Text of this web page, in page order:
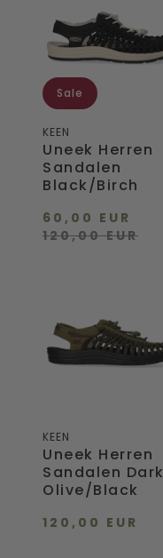
Sandalen
Black/Birch
Sale
KEEN
Uneek Herren
Sandalen
Black/Birch
60,00 EUR
120,00 EUR
Sandalen
Dark
Olive/Black
KEEN
Uneek Herren
Sandalen Dark
Olive/Black
120,00 EUR